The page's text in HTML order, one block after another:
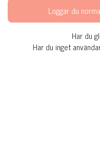
Loggar du
Har du
Har du inget